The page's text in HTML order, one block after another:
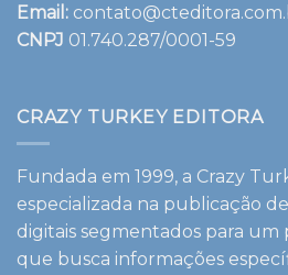
Email:
CNPJ 01.740.287/0001-59
CRAZY TURKEY EDITORA
Fundada em 1999, a Crazy
especializada na publicação
digitais segmentados para
que busca informações